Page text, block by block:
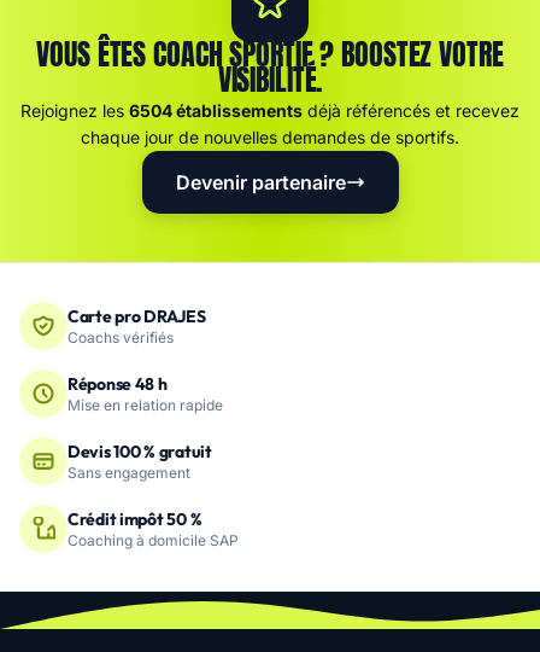
VOUS ÊTES COACH SPORTIF ? BOOSTEZ VOTRE
VISIBILITÉ.
Rejoignez les 6504 établissements déjà référencés et recevez
chaque jour de nouvelles demandes de sportifs.
Devenir partenaire
Carte pro DRAJES
Coachs vérifiés
Réponse 48 h
Mise en relation rapide
Devis 100 % gratuit
Sans engagement
Crédit impôt 50 %
Coaching à domicile SAP